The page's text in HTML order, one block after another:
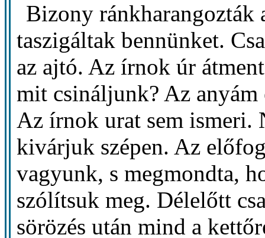
Bizony ránkharangozták
taszigáltak bennünket.
az ajtó. Az írnok úr
mit csináljunk? Az anyám
Az írnok urat sem ismeri.
kivárjuk szépen. Az
vagyunk, s megmondta,
szólítsuk meg. Délelőtt
sörözés után mind a